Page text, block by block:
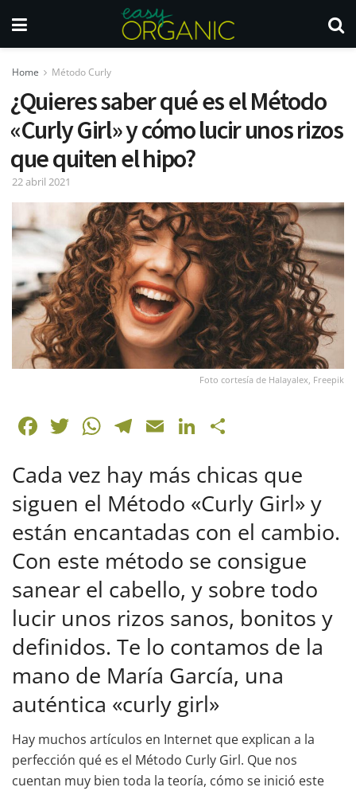
Home Método Curly
¿Quieres saber qué es el Método
«Curly Girl» y cómo lucir unos rizos
que quiten el hipo?
22 abril 2021
Foto cortesía de Halayalex, Freepik
F
c
e
b
o
o
k
T
itt
er
W
at
s
A
p
p
T
e
gr
a
m
E
ai
l
Li
k
e
dI
n
m
p
ar
tir
Cada vez hay más chicas que
siguen el Método «Curly Girl» y
están encantadas con el cambio.
Con este método se consigue
sanear el cabello, y sobre todo
lucir unos rizos sanos, bonitos y
definidos. Te lo contamos de la
mano de María García, una
auténtica «curly girl»
Hay muchos artículos en Internet que explican a la
perfección qué es el Método Curly Girl. Que nos
cuentan muy bien toda la teoría, cómo se inició este